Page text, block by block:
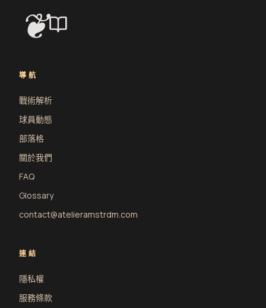
❦
導航
戰術解析
球員動態
部落格
關於我們
FAQ
Glossary
contact@atelieramstrdm.com
連結
隱私權
服務條款